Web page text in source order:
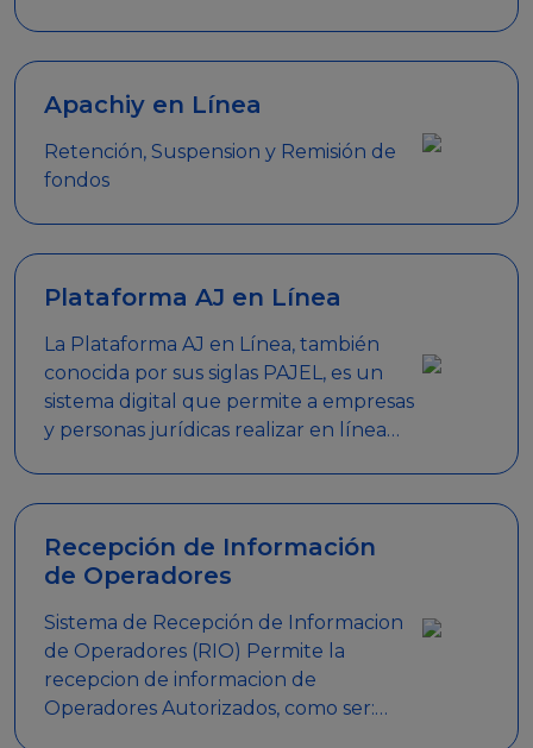
clave.
Apachiy en Línea
Retención, Suspension y Remisión de
fondos
Plataforma AJ en Línea
La Plataforma AJ en Línea, también
conocida por sus siglas PAJEL, es un
sistema digital que permite a empresas
y personas jurídicas realizar en línea
Recepción de Información
de Operadores
Sistema de Recepción de Informacion
de Operadores (RIO) Permite la
recepcion de informacion de
Operadores Autorizados, como ser: